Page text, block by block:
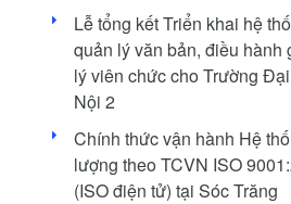
Lễ tổng kết Triển khai hệ
quản lý văn bản, điều hành
lý viên chức cho Trường
Nội 2
Chính thức vận hành Hệ
lượng theo TCVN ISO
(ISO điện tử) tại Sóc Trăng